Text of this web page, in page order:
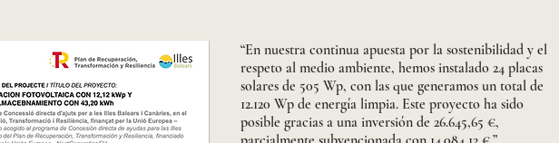
“En nuestra continua apuesta por la sostenibilidad y el
respeto al medio ambiente, hemos instalado 24 placas
solares de 505 Wp, con las que generamos un total de
12.120 Wp de energía limpia. Este proyecto ha sido
posible gracias a una inversión de 26.645,65 €,